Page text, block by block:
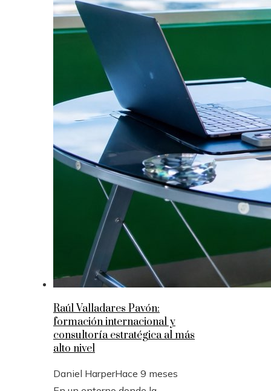
Raúl Valladares Pavón:
formación internacional y
consultoría estratégica al más
alto nivel
Daniel HarperHace 9 meses